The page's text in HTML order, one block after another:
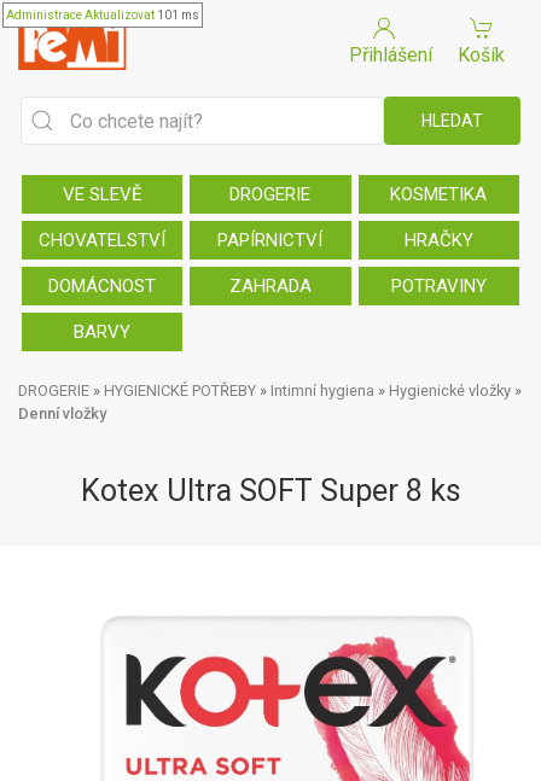
AdministraceAktualizovat 101 ms
Přihlášení Košík
VE SLEVĚ DROGERIE KOSMETIKA
CHOVATELSTVÍ PAPÍRNICTVÍ HRAČKY
DOMÁCNOST ZAHRADA POTRAVINY
BARVY
DROGERIE » HYGIENICKÉ POTŘEBY » Intimní hygiena » Hygienické vložky »
Denní vložky
Kotex Ultra SOFT Super 8 ks